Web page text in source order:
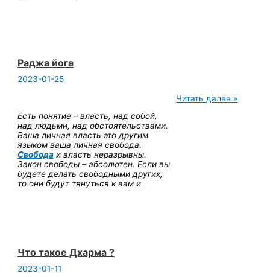
Раджа йога
2023-01-25
Есть понятие – власть, над собой,
над людьми, над обстоятельствами.
Ваша личная власть это другим
языком ваша личная свобода.
Свобода и власть неразрывны.
Закон свободы – абсолютен. Если вы
будете делать свободными других,
то они будут тянуться к вам и
Раджа
Читать далее »
Что такое Дхарма ?
2023-01-11